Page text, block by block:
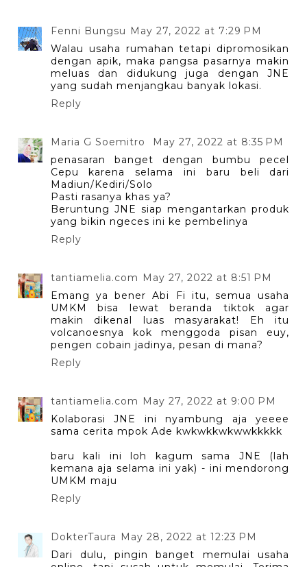
Fenni Bungsu
May 27, 2022 at 7:29 PM
Walau usaha rumahan tetapi dipromosikan
dengan apik, maka pangsa pasarnya makin
meluas dan didukung juga dengan JNE
yang sudah menjangkau banyak lokasi.
Reply
Maria G Soemitro
May 27, 2022 at 8:35 PM
penasaran banget dengan bumbu pecel
Cepu karena selama ini baru beli dari
Madiun/Kediri/Solo
Pasti rasanya khas ya?
Beruntung JNE siap mengantarkan produk
yang bikin ngeces ini ke pembelinya
Reply
tantiamelia.com
May 27, 2022 at 8:51 PM
Emang ya bener Abi Fi itu, semua usaha
UMKM bisa lewat beranda tiktok agar
makin dikenal luas masyarakat! Eh itu
volcanoesnya kok menggoda pisan euy,
pengen cobain jadinya, pesan di mana?
Reply
tantiamelia.com
May 27, 2022 at 9:00 PM
Kolaborasi JNE ini nyambung aja yeeee
sama cerita mpok Ade kwkwkkwkwwkkkkk
baru kali ini loh kagum sama JNE (lah
kemana aja selama ini yak) - ini mendorong
UMKM maju
Reply
DokterTaura
May 28, 2022 at 12:23 PM
Dari dulu, pingin banget memulai usaha